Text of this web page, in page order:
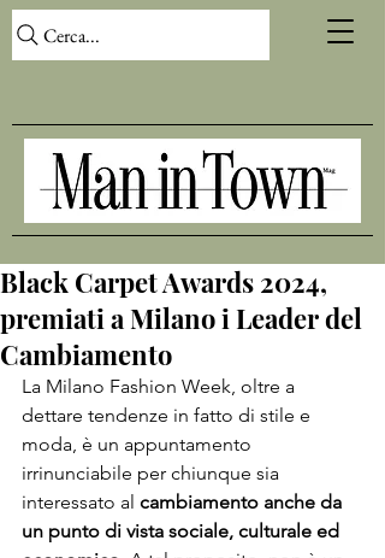
Cerca...
Black Carpet Awards 2024,
premiati a Milano i Leader del
Cambiamento
La Milano Fashion Week, oltre a
dettare tendenze in fatto di stile e
moda, è un appuntamento
irrinunciabile per chiunque sia
interessato al cambiamento anche da
un punto di vista sociale, culturale ed